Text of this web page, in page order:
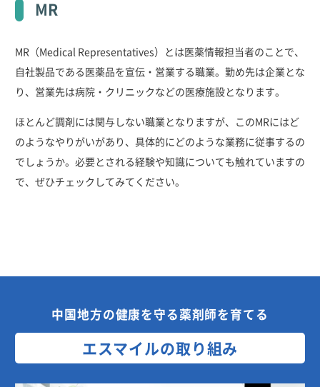
MR
MR（Medical Representatives）とは医薬情報担当者のことで、
自社製品である医薬品を宣伝・営業する職業。勤め先は企業とな
り、営業先は病院・クリニックなどの医療施設となります。
ほとんど調剤には関与しない職業となりますが、このMRにはど
のようなやりがいがあり、具体的にどのような業務に従事するの
でしょうか。必要とされる経験や知識についても触れていますの
で、ぜひチェックしてみてください。
中国地方の健康を守る薬剤師を育てる
エスマイルの取り組み